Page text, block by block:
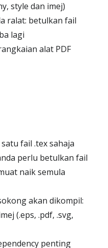
style dan imej)
ralat: betulkan fail
lagi
alat PDF
fail .tex sahaja
perlu betulkan fail
naik semula
akan dikompil:
(.eps, .pdf, .svg,
penting